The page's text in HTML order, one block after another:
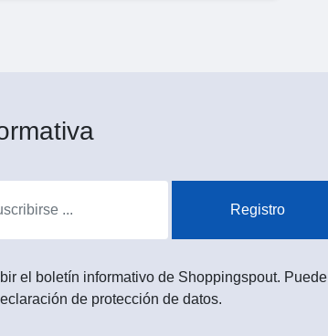
Registro
el boletín informativo de Shoppingspout. Puede
de protección de datos.